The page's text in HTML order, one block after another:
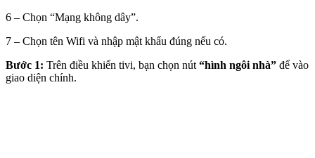
6 – Chọn “Mạng không dây”.
7 – Chọn tên Wifi và nhập mật khẩu đúng nếu có.
Bước 1: Trên điều khiển tivi, bạn chọn nút “hình ngôi nhà” để vào
giao diện chính.